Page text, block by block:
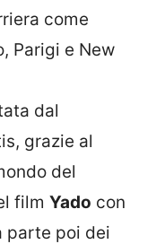
come
Parigi e New
dal
grazie al
del
film Yado con
parte poi dei